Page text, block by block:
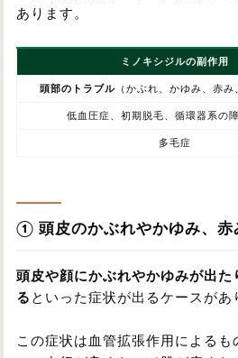
あります。
ミノキシジルの副作用
頭部のトラブル（かぶれ、かゆみ、赤み
低血圧症、初期脱毛、循環器系の
多毛症
① 頭皮のかぶれやかゆみ、赤
頭皮や顔にかぶれやかゆみが出た
る といった症状が出るケースがあ
この症状は血管拡張作用による